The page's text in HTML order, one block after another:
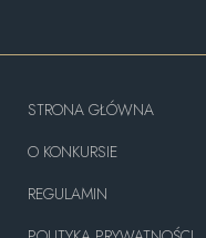
STRONA GŁÓWNA
O KONKURSIE
REGULAMIN